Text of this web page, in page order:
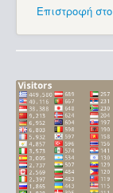
Επιστροφή